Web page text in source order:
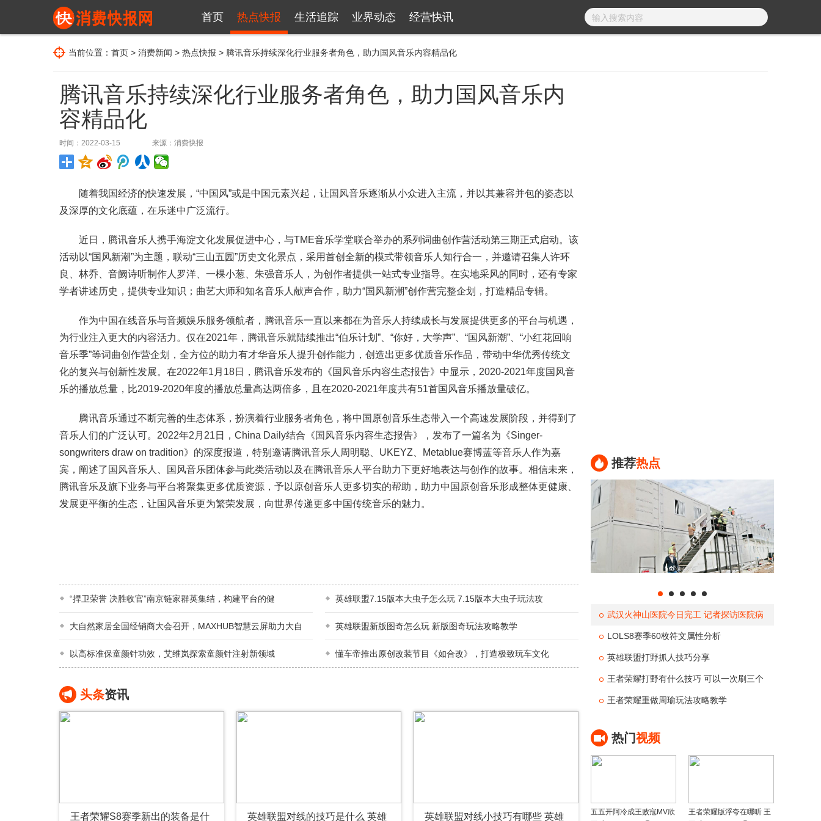
首页 热点快报 生活追踪 业界动态 经营快讯
当前位置： 首页 > 消费新闻 > 热点快报 > 腾讯音乐持续深化行业服务者角色，助力国风音乐内容精品化
腾讯音乐持续深化行业服务者角色，助力国风音乐内
容精品化
时间：2022-03-15 来源： 消费快报
随着我国经济的快速发展，“中国风”或是中国元素兴起，让国风音乐逐渐从小众进入主流，并以其兼容并包的姿态以
及深厚的文化底蕴，在乐迷中广泛流行。
近日，腾讯音乐人携手海淀文化发展促进中心，与TME音乐学堂联合举办的系列词曲创作营活动第三期正式启动。该
活动以“国风新潮”为主题，联动“三山五园”历史文化景点，采用首创全新的模式带领音乐人知行合一，并邀请召集人许环
良、林乔、音阙诗听制作人罗洋、一棵小葱、朱强音乐人，为创作者提供一站式专业指导。在实地采风的同时，还有专家
学者讲述历史，提供专业知识；曲艺大师和知名音乐人献声合作，助力“国风新潮”创作营完整企划，打造精品专辑。
作为中国在线音乐与音频娱乐服务领航者，腾讯音乐一直以来都在为音乐人持续成长与发展提供更多的平台与机遇，
为行业注入更大的内容活力。仅在2021年，腾讯音乐就陆续推出“伯乐计划”、“你好，大学声”、“国风新潮”、“小红花回响
音乐季”等词曲创作营企划，全方位的助力有才华音乐人提升创作能力，创造出更多优质音乐作品，带动中华优秀传统文
化的复兴与创新性发展。在2022年1月18日，腾讯音乐发布的《国风音乐内容生态报告》中显示，2020-2021年度国风音
乐的播放总量，比2019-2020年度的播放总量高达两倍多，且在2020-2021年度共有51首国风音乐播放量破亿。
腾讯音乐通过不断完善的生态体系，扮演着行业服务者角色，将中国原创音乐生态带入一个高速发展阶段，并得到了
音乐人们的广泛认可。2022年2月21日，China Daily结合《国风音乐内容生态报告》，发布了一篇名为《Singer-
songwriters draw on tradition》的深度报道，特别邀请腾讯音乐人周明聪、UKEYZ、Metablue赛博蓝等音乐人作为嘉
宾，阐述了国风音乐人、国风音乐团体参与此类活动以及在腾讯音乐人平台助力下更好地表达与创作的故事。相信未来，
腾讯音乐及旗下业务与平台将聚集更多优质资源，予以原创音乐人更多切实的帮助，助力中国原创音乐形成整体更健康、
发展更平衡的生态，让国风音乐更为繁荣发展，向世界传递更多中国传统音乐的魅力。
“捍卫荣誉 决胜收官”南京链家群英集结，构建平台的健 英雄联盟7.15版本大虫子怎么玩 7.15版本大虫子玩法攻
大自然家居全国经销商大会召开，MAXHUB智慧云屏助力大自 英雄联盟新版图奇怎么玩 新版图奇玩法攻略教学
以高标准保童颜针功效，艾维岚探索童颜针注射新领域 懂车帝推出原创改装节目《如合改》，打造极致玩车文化
头条资讯
王者荣耀S8赛季新出的装备是什 英雄联盟对线的技巧是什么 英雄 英雄联盟对线小技巧有哪些 英雄
推荐热点
武汉火神山医院今日完工 记者探访医院病
房医疗设备设施一流
LOLS8赛季60枚符文属性分析
英雄联盟打野抓人技巧分享
王者荣耀打野有什么技巧 可以一次刷三个
野怪的英雄
王者荣耀重做周瑜玩法攻略教学
热门视频
五五开阿冷成王败寇MV欣
王者荣耀版浮夸在哪听 王